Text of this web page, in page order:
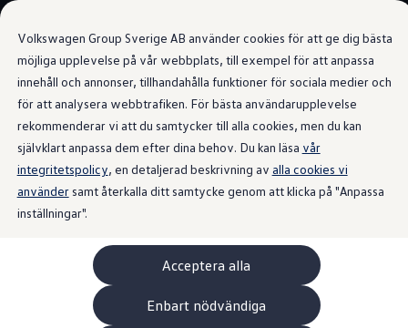
Volkswagen Group Sverige AB använder cookies för att ge dig bästa
möjliga upplevelse på vår webbplats, till exempel för att anpassa
innehåll och annonser, tillhandahålla funktioner för sociala medier och
för att analysera webbtrafiken. För bästa användarupplevelse
rekommenderar vi att du samtycker till alla cookies, men du kan
självklart anpassa dem efter dina behov. Du kan läsa vår
integritetspolicy, en detaljerad beskrivning av alla cookies vi
användersamt återkalla ditt samtycke genom att klicka på "Anpassa
inställningar".
Acceptera alla
Enbart nödvändiga
Gå till
huvudinnehåll
Gå till
sidfot
Bygg din bil
Nya bilar i lager
Golf Sportscombi
Pressen testar Golf Sportscombi
Lär dig om våra modellversioner
Boka provkörning
Äga
Service
Originalservice
Originalservice 4+
Skadereparation
ServiceCam
Service av elbilar
Tillbehör
Area View
Förfullständig
överblick